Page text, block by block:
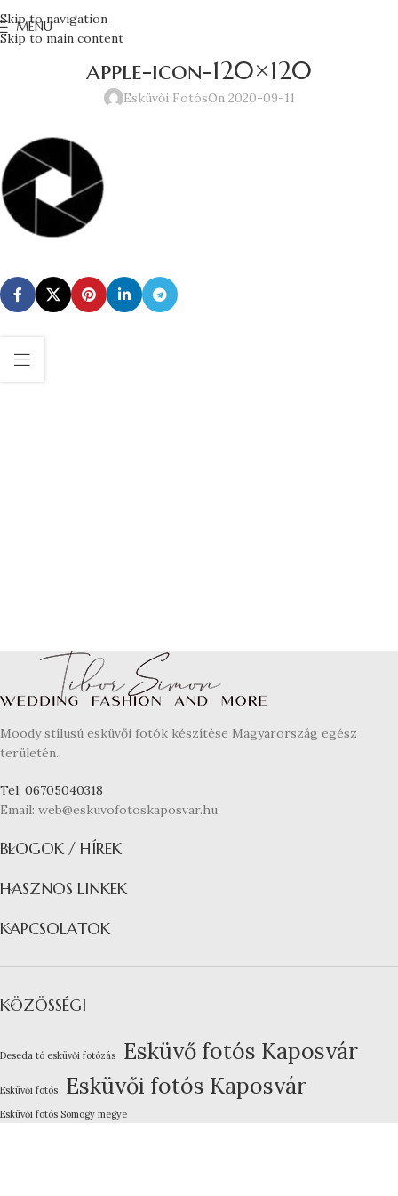
Skip to navigation
Skip to main content
MENU
apple-icon-120×120
Esküvői FotósOn 2020-09-11
Moody stílusú esküvői fotók készítése Magyarország egész
területén.
Tel: 06705040318
Email: web@eskuvofotoskaposvar.hu
BLOGOK / HÍREK
HASZNOS LINKEK
KAPCSOLATOK
KÖZÖSSÉGI
Deseda tó esküvői fotózás Esküvő fotós Kaposvár
Esküvői fotós Esküvői fotós Kaposvár
Esküvői fotós Somogy megye